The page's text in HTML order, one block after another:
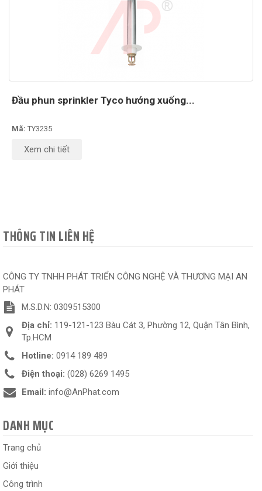
Đầu phun sprinkler Tyco hướng xuống...
Mã: TY3235
Xem chi tiết
THÔNG TIN LIÊN HỆ
CÔNG TY TNHH PHÁT TRIỂN CÔNG NGHỆ VÀ THƯƠNG MẠI AN
PHÁT
M.S.D.N: 0309515300
Địa chỉ: 119-121-123 Bàu Cát 3, Phường 12, Quận Tân Bình,
Tp.HCM
Hotline: 0914 189 489
Điện thoại: (028) 6269 1495
Email: info@AnPhat.com
DANH MỤC
Trang chủ
Giới thiệu
Công trình